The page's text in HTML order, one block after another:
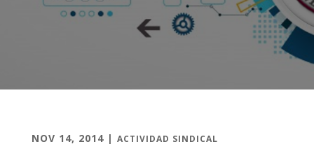
NOV 14, 2014| ACTIVIDAD SINDICAL